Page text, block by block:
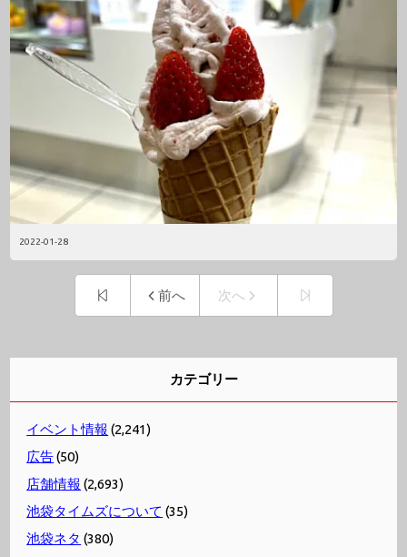
2022-01-28
前へ 次へ
カテゴリー
イベント情報 (2,241)
広告(50)
店舗情報 (2,693)
池袋タイムズについて (35)
池袋ネタ (380)